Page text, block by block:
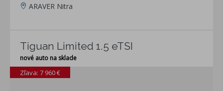
ARAVER Nitra
Tiguan Limited 1.5 eTSI
nové auto na sklade
Zľava: 7 960 €